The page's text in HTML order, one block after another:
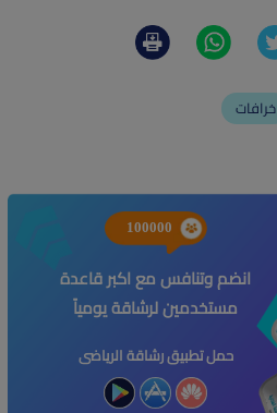
خرافات
100000
انضم وتنافس مع اكبر قاعدة
مستخدمين لرشاقة يومياً
حمل تطبيق رشاقة الرياضى